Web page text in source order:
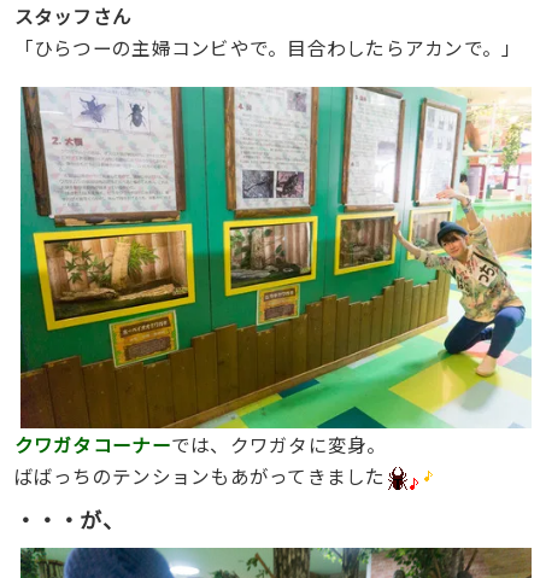
スタッフさん
「ひらつーの主婦コンビやで。目合わしたらアカンで。」
クワガタコーナーでは、クワガタに変身。
ばばっちのテンションもあがってきました
・・・が、